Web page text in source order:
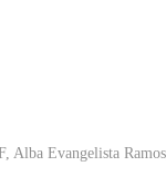
Alba Evangelista